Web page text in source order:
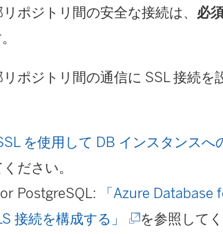
ポジトリ間の安全な接続は、 必
ポジトリ間の通信に SSL 接続を
SSL を使用して DB インスタンス
ださい。
PostgreSQL:
「Azure
接続を構成する」
(
を参照してく